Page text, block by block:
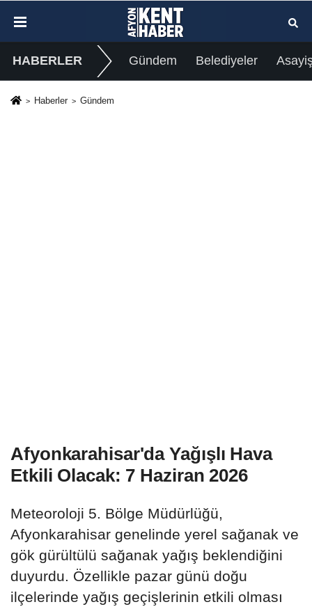
HABERLER Gündem Belediyeler
Haberler Gündem
Afyonkarahisar'da Yağışlı Hava
Etkili Olacak: 7 Haziran 2026
Meteoroloji 5. Bölge Müdürlüğü,
Afyonkarahisar genelinde yerel sağanak ve
gök gürültülü sağanak yağış beklendiğini
duyurdu. Özellikle pazar günü doğu
ilçelerinde yağış geçişlerinin etkili olması